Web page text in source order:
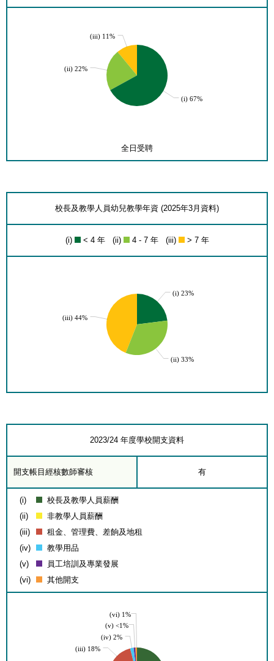
(iii) 11%
(ii) 22%
(i) 67%
全日受聘
校長及教學人員幼兒教學年資 (2025年3月資料)
(i) < 4 年 (ii) 4 - 7 年 (iii) > 7 年
(iii) 44%
(i) 23%
(ii) 33%
2023/24 年度學校開支資料
開支帳目經核數師審核 有
(i)
校長及教學人員薪酬
(ii)
非教學人員薪酬
(iii)
租金、管理費、差餉及地租
(iv)
教學用品
(v)
員工培訓及專業發展
(vi)
其他開支
(vi) 1%
(v) <1%
(iv) 2%
(iii) 18%